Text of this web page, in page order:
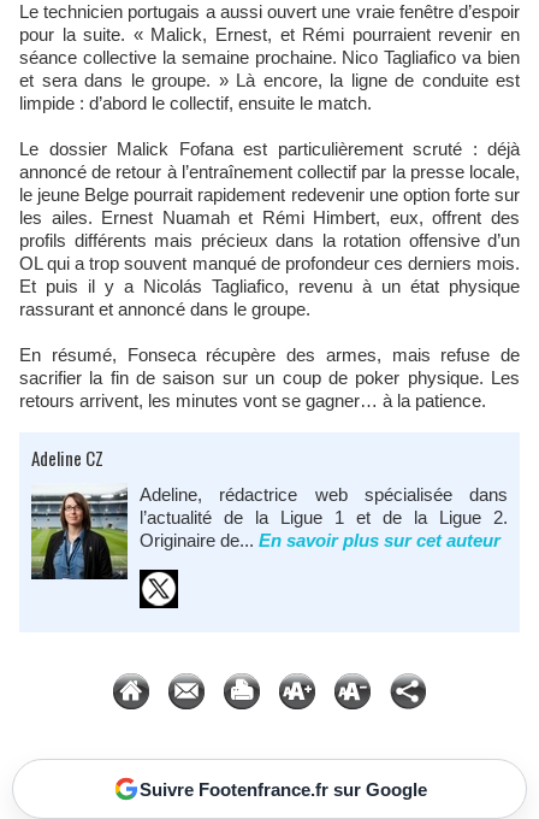
Le technicien portugais a aussi ouvert une vraie fenêtre d’espoir
pour la suite. « Malick, Ernest, et Rémi pourraient revenir en
séance collective la semaine prochaine. Nico Tagliafico va bien
et sera dans le groupe. » Là encore, la ligne de conduite est
limpide : d’abord le collectif, ensuite le match.
Le dossier Malick Fofana est particulièrement scruté : déjà
annoncé de retour à l’entraînement collectif par la presse locale,
le jeune Belge pourrait rapidement redevenir une option forte sur
les ailes. Ernest Nuamah et Rémi Himbert, eux, offrent des
profils différents mais précieux dans la rotation offensive d’un
OL qui a trop souvent manqué de profondeur ces derniers mois.
Et puis il y a Nicolás Tagliafico, revenu à un état physique
rassurant et annoncé dans le groupe.
En résumé, Fonseca récupère des armes, mais refuse de
sacrifier la fin de saison sur un coup de poker physique. Les
retours arrivent, les minutes vont se gagner… à la patience.
Adeline CZ
Adeline, rédactrice web spécialisée dans
l’actualité de la Ligue 1 et de la Ligue 2.
Originaire de... En savoir plus sur cet auteur
Suivre Footenfrance.fr sur Google